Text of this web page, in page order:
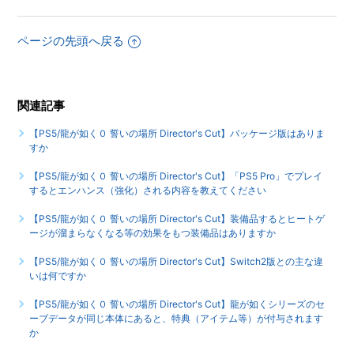
後（クリア後）は何かモードが追加されたりしますか
ーなどで、目的の場所に行ってもイベントが発生しません
もっと見る
ページの先頭へ戻る
関連記事
【PS5/龍が如く０ 誓いの場所 Director's Cut】パッケージ版はありま
すか
【PS5/龍が如く０ 誓いの場所 Director's Cut】「PS5 Pro」でプレイ
するとエンハンス（強化）される内容を教えてください
【PS5/龍が如く０ 誓いの場所 Director's Cut】装備品するとヒートゲ
ージが溜まらなくなる等の効果をもつ装備品はありますか
【PS5/龍が如く０ 誓いの場所 Director's Cut】Switch2版との主な違
いは何ですか
【PS5/龍が如く０ 誓いの場所 Director's Cut】龍が如くシリーズのセ
ーブデータが同じ本体にあると、特典（アイテム等）が付与されます
か